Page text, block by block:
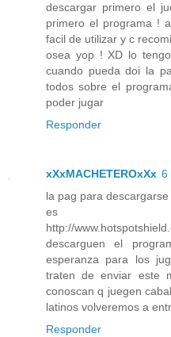
descargar primero el
primero el programa !
facil de utilizar y c
osea yop ! XD lo
cuando pueda doi la
todos sobre el
poder jugar
Responder
xXxMACHETEROxXx 6
la pag para
es
http://
descarguen el
esperanza para los
traten de enviar este
conoscan q juegen
latinos volveremos a
Responder